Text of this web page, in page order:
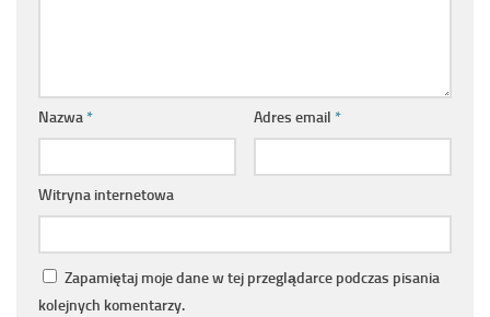
Nazwa* Adres email *
Witryna internetowa
Zapamiętaj moje dane w tej przeglądarce podczas pisania
kolejnych komentarzy.